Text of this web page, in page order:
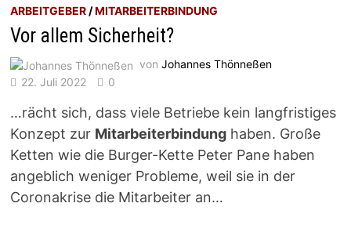
ARBEITGEBER /MITARBEITERBINDUNG
Vor allem Sicherheit?
vonJohannes Thönneßen
22. Juli 2022
0
…rächt sich, dass viele Betriebe kein langfristiges
Konzept zur Mitarbeiterbindung haben. Große
Ketten wie die Burger-Kette Peter Pane haben
angeblich weniger Probleme, weil sie in der
Coronakrise die Mitarbeiter an…